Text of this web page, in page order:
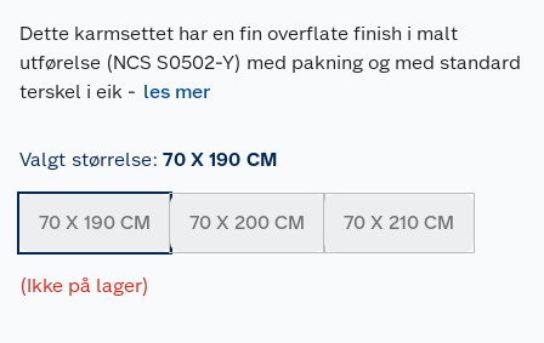
Dette karmsettet har en fin overflate finish i malt
utførelse (NCS S0502-Y) med pakning og med standard
terskel i eik - les mer
Valgt størrelse: 70 X 190 CM
70 X 190 CM 70 X 200 CM 70 X 210 CM
(Ikke på lager)